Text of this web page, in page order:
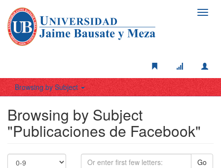
Browsing by Subject
Browsing by Subject
"Publicaciones de Facebook"
Go